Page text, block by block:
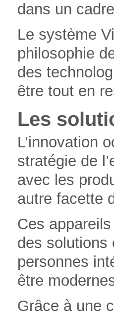
dans un
Le système
philosophie
des
être tout en
Les
L’innovation
stratégie de
avec les
autre facette
Ces
des solutions
personnes
être
Grâce à une